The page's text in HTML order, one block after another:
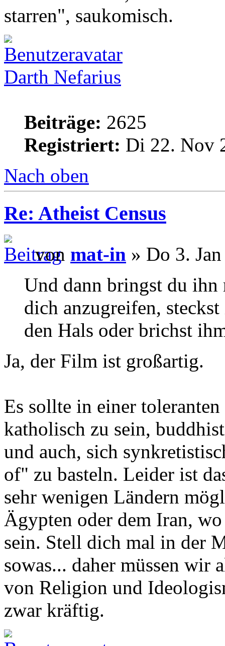
starren", saukomisch.
Darth Nefarius
Beiträge: 2625
Registriert: Di 22. Nov
Nach oben
Re: Atheist Census
von mat-in » Do 3.
Und dann bringst du ihn
dich anzugreifen,
den Hals oder brichst
Ja, der Film ist großartig.
Es sollte in einer
katholisch zu sein,
und auch, sich
of" zu basteln. Leider ist
sehr wenigen Ländern
Ägypten oder dem Iran,
sein. Stell dich mal in der
sowas... daher müssen wir
von Religion und
zwar kräftig.